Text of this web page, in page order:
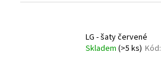
LG - šaty červené
Skladem (>5 ks) Kód: